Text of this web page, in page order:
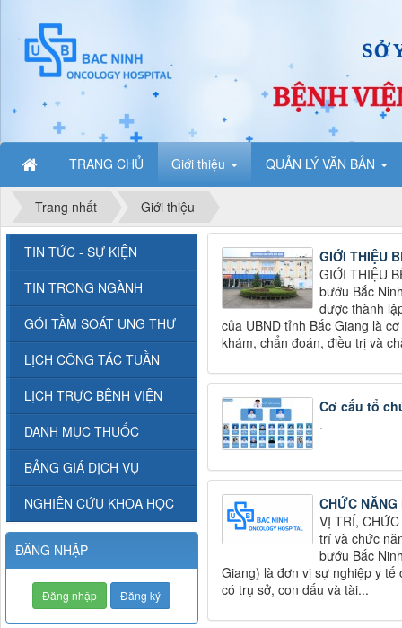
TRANG CHỦ Giới thiệu QUẢN LÝ VĂN BẢN
Trang nhất Giới thiệu
GIỚI THIỆU
GIỚI THIỆU
bướu Bắc
được thành
của UBND tỉnh Bắc Giang là
khám, chẩn đoán, điều trị và
Cơ cấu tổ
.
CHỨC NĂNG
VỊ TRÍ,
trí và chức
bướu Bắc
Giang) là đơn vị sự nghiệp y
có trụ sở, con dấu và tài...
TIN TỨC - SỰ KIỆN
TIN TRONG NGÀNH
GÓI TẦM SOÁT UNG THƯ
LỊCH CÔNG TÁC TUẦN
LỊCH TRỰC BỆNH VIỆN
DANH MỤC THUỐC
BẢNG GIÁ DỊCH VỤ
NGHIÊN CỨU KHOA HỌC
ĐĂNG NHẬP
Đăng nhập Đăng ký